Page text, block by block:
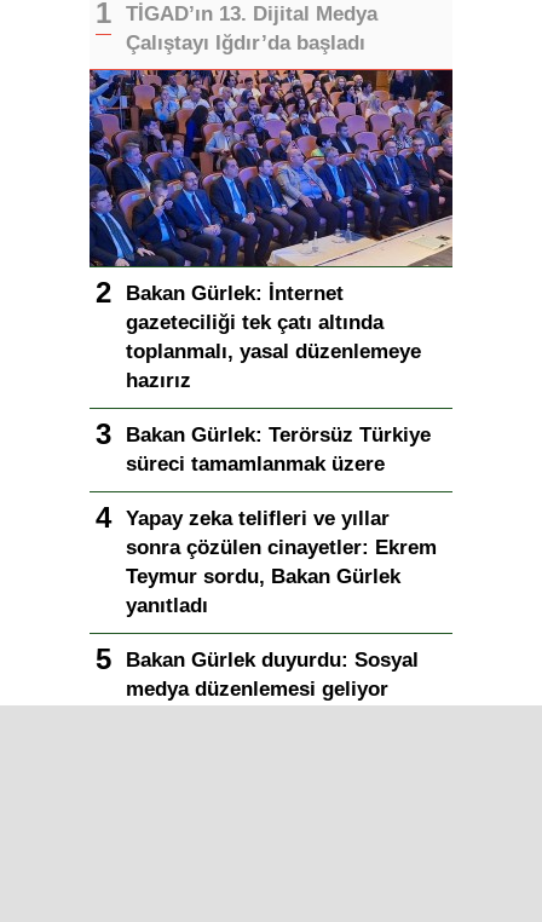
TİGAD’ın 13. Dijital Medya
Çalıştayı Iğdır’da başladı
Bakan Gürlek: İnternet
gazeteciliği tek çatı altında
toplanmalı, yasal düzenlemeye
hazırız
Bakan Gürlek: Terörsüz Türkiye
süreci tamamlanmak üzere
Yapay zeka telifleri ve yıllar
sonra çözülen cinayetler: Ekrem
Teymur sordu, Bakan Gürlek
yanıtladı
Bakan Gürlek duyurdu: Sosyal
medya düzenlemesi geliyor